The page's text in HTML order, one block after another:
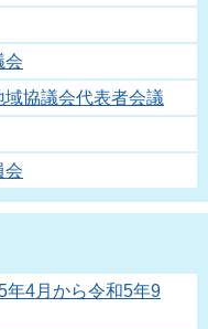
会
協議会代表者会議
会
4月から令和5年9